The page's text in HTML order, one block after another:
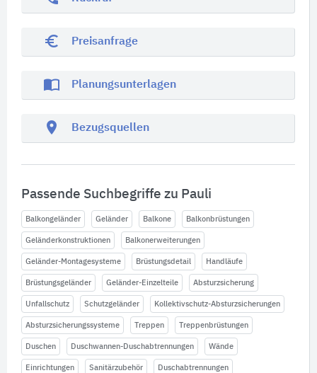
euro_symbol Preisanfrage
import_contacts Planungsunterlagen
location_on Bezugsquellen
Passende Suchbegriffe zu Pauli
Balkongeländer Geländer Balkone Balkonbrüstungen
Geländerkonstruktionen Balkonerweiterungen
Geländer-Montagesysteme Brüstungsdetail Handläufe
Brüstungsgeländer Geländer-Einzelteile Absturzsicherung
Unfallschutz Schutzgeländer Kollektivschutz-Absturzsicherungen
Absturzsicherungssysteme Treppen Treppenbrüstungen
Duschen Duschwannen-Duschabtrennungen Wände
Einrichtungen Sanitärzubehör Duschabtrennungen